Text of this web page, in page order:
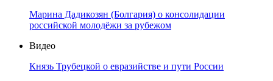
Марина Дадикозян (Болгария) о консолидации
российской молодёжи за рубежом
Видео
Князь Трубецкой о евразийстве и пути России